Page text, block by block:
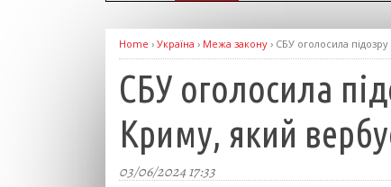
Home › Україна › Межа закону › СБУ оголосила
СБУ оголосила
Криму, який
03/06/2024 17:33